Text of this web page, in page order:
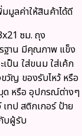
มูลค่าให้สินค้าได้ดี
ซม. ถุง
ฐาน มีคุณภาพ แข็ง
เป็น ใส่ขนม ใส่เค้ก
วัญ ของรับไหว้ หรือ
มุด หรือ อุปกรณ์ต่างๆ
ทป สติกเกอร์ ป้าย
บผู้รับ